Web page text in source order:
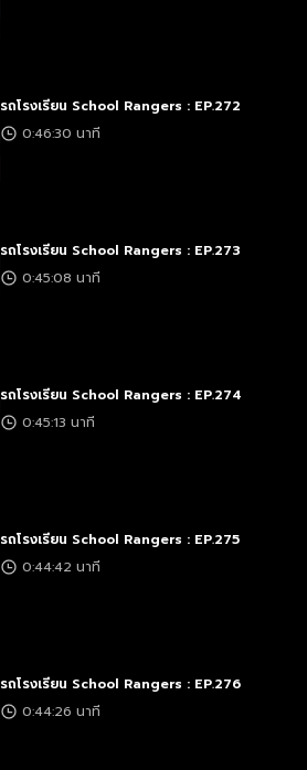
รถโรงเรียน School Rangers : EP.272
0:46:30 นาที
รถโรงเรียน School Rangers : EP.273
0:45:08 นาที
รถโรงเรียน School Rangers : EP.274
0:45:13 นาที
รถโรงเรียน School Rangers : EP.275
0:44:42 นาที
รถโรงเรียน School Rangers : EP.276
0:44:26 นาที